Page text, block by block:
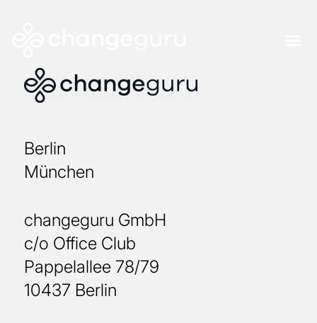
Berlin
München
changeguru GmbH
c/o Office Club
Pappelallee 78/79
10437 Berlin